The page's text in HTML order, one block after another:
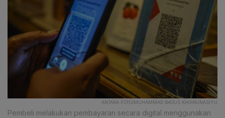
ANTARA FOTO/MUHAMMAD BAGUS KHOIRUNAS/YU
Pembeli melakukan pembayaran secara digital menggunakan